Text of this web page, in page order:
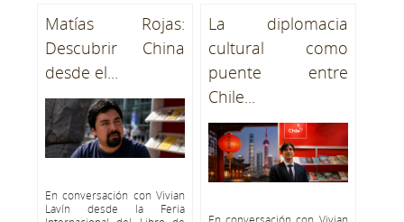
Matías Rojas:
Descubrir China
desde el...
En conversación con Vivian
Lavín desde la Feria
La diplomacia
cultural como
puente entre
Chile...
En conversación con Vivian